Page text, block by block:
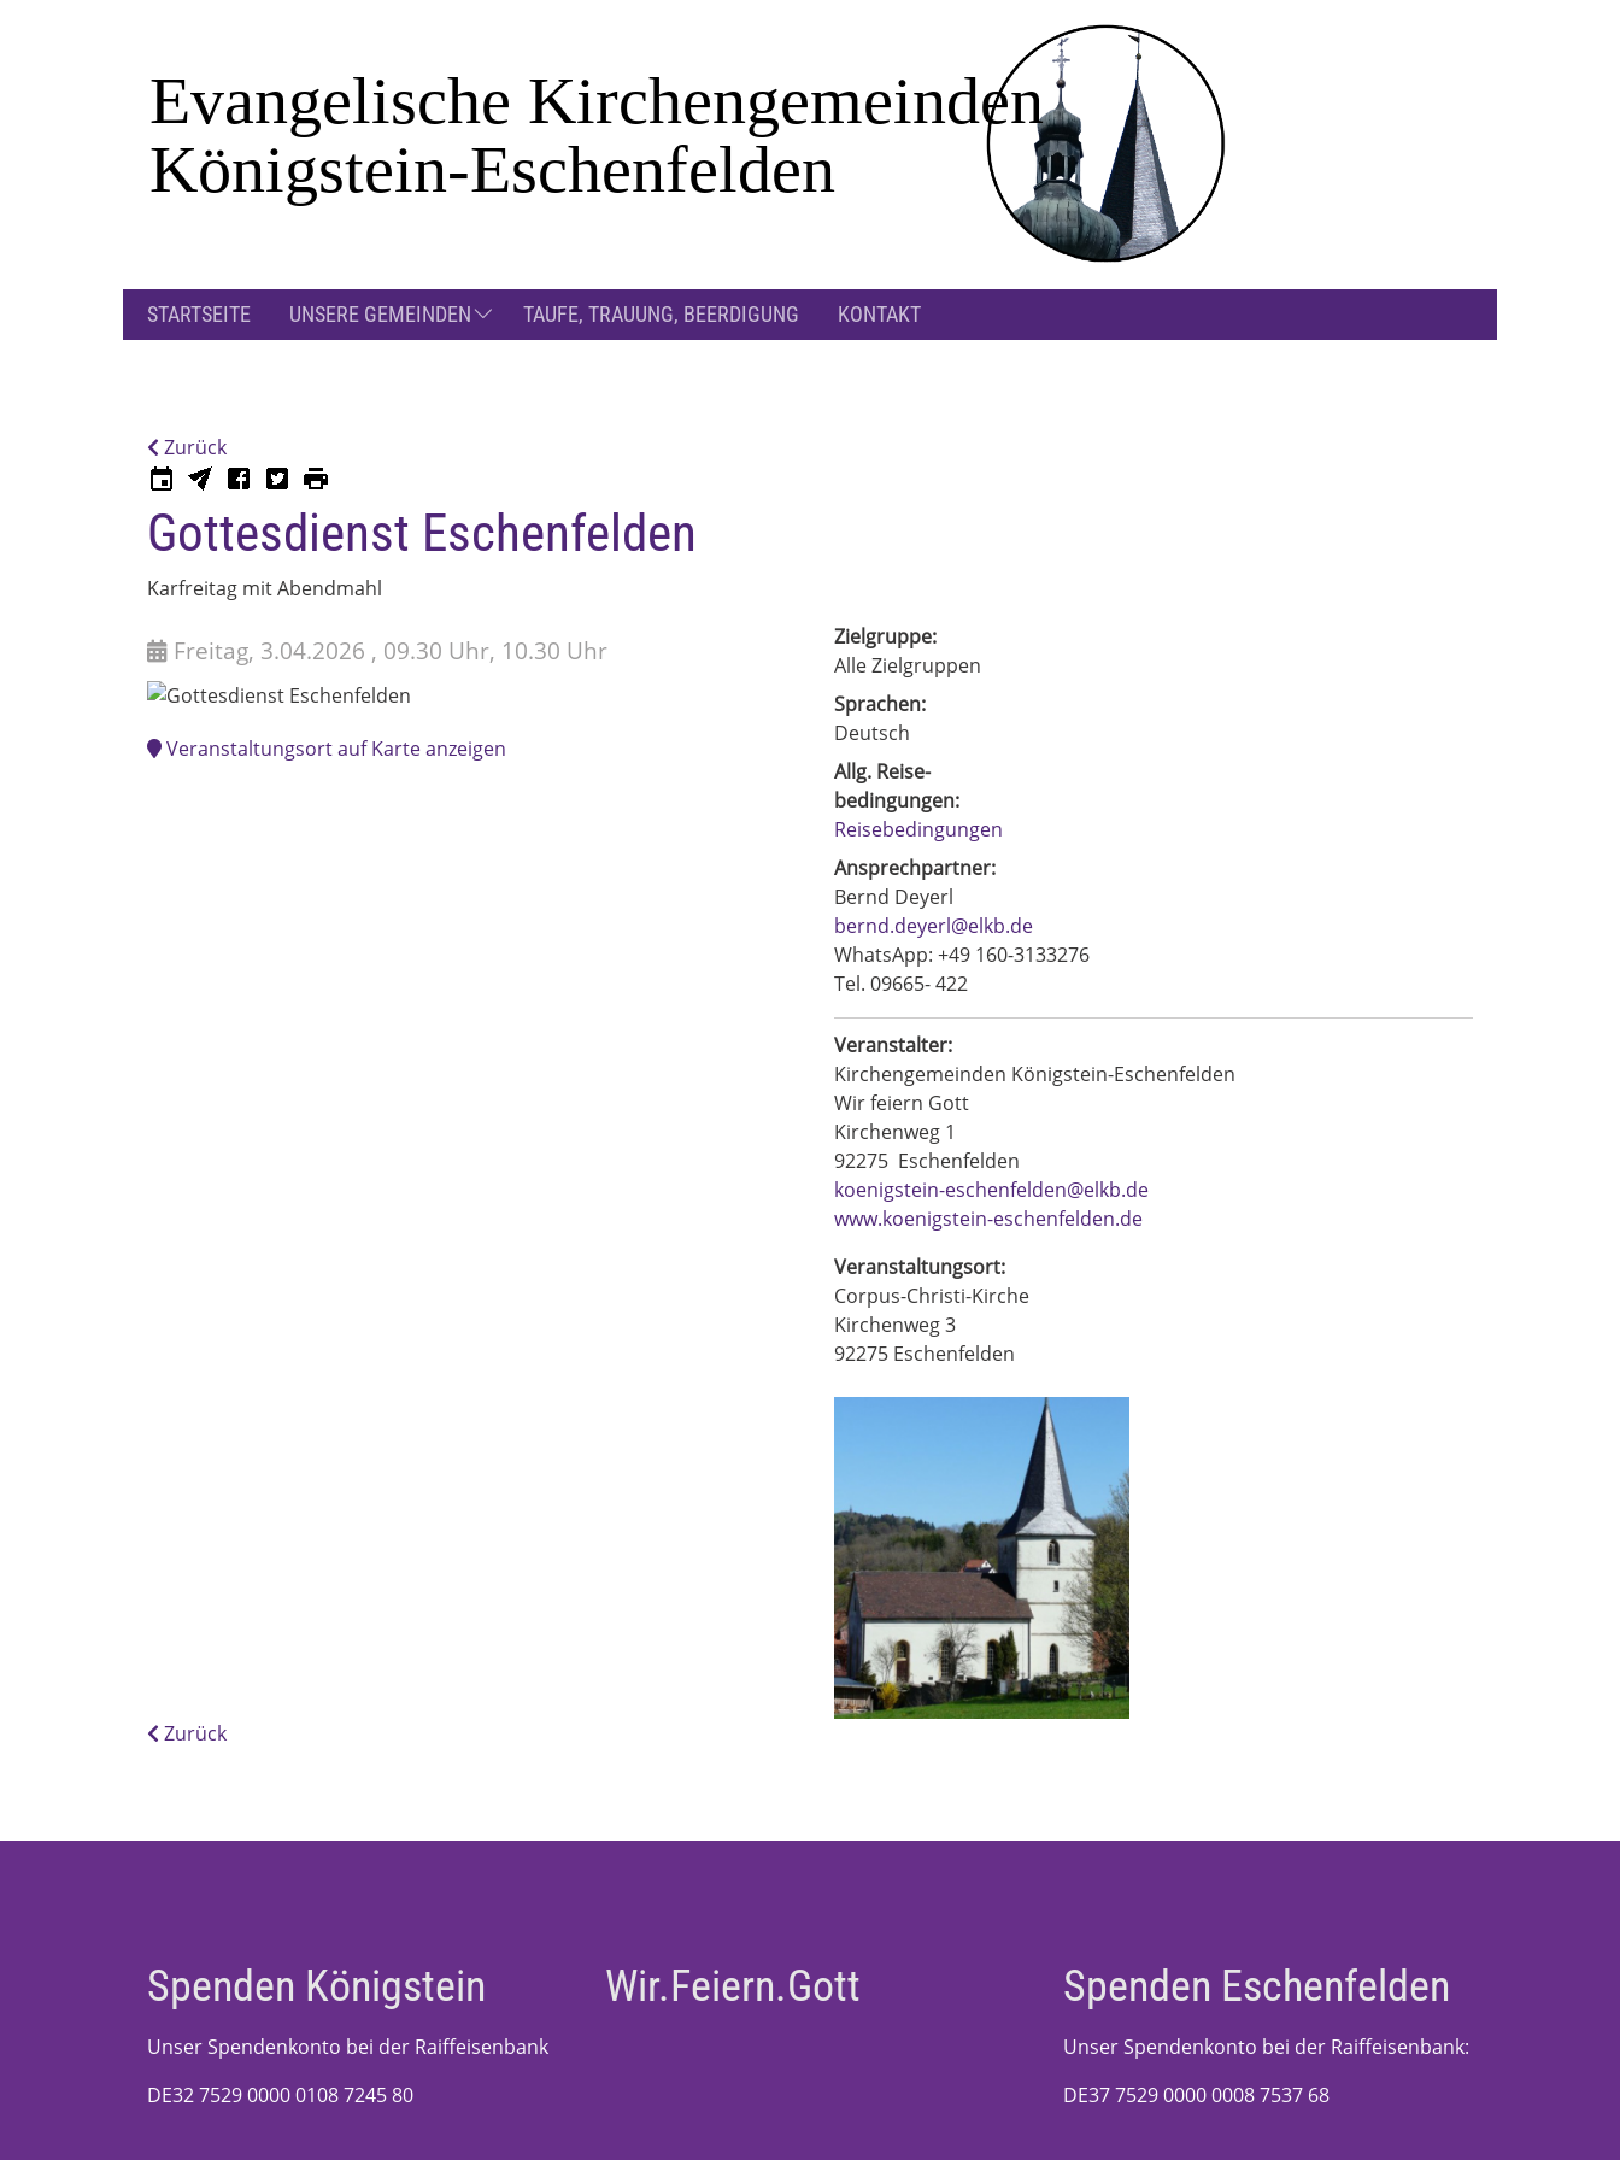
STARTSEITE UNSERE GEMEINDEN TAUFE, TRAUUNG, BEERDIGUNG KONTAKT
Zurück
Gottesdienst Eschenfelden
Karfreitag mit Abendmahl
Freitag, 3.04.2026 , 09.30 Uhr, 10.30 Uhr
Veranstaltungsort auf Karte anzeigen
Zielgruppe:
Alle Zielgruppen
Sprachen:
Deutsch
Allg. Reise-
bedingungen:
Reisebedingungen
Ansprechpartner:
Bernd Deyerl
bernd.deyerl@elkb.de
WhatsApp: +49 160-3133276
Tel. 09665- 422
Veranstalter:
Kirchengemeinden Königstein-Eschenfelden
Wir feiern Gott
Kirchenweg 1
92275 Eschenfelden
koenigstein-eschenfelden@elkb.de
www.koenigstein-eschenfelden.de
Veranstaltungsort:
Corpus-Christi-Kirche
Kirchenweg 3
92275 Eschenfelden
Zurück
Spenden Königstein
Unser Spendenkonto bei der Raiffeisenbank
DE32 7529 0000 0108 7245 80
Wir.Feiern.Gott Spenden Eschenfelden
Unser Spendenkonto bei der Raiffeisenbank:
DE37 7529 0000 0008 7537 68